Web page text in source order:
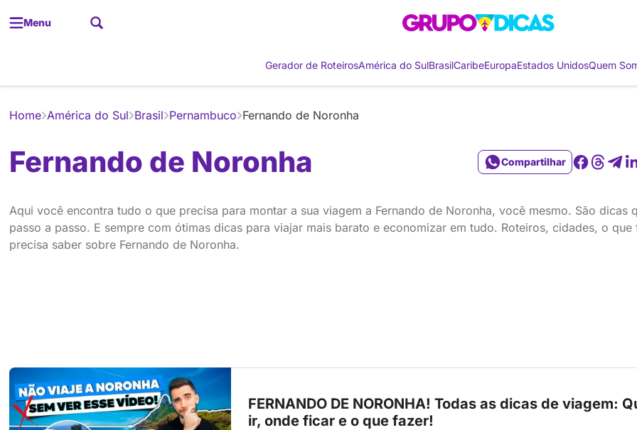
Menu
Gerador de RoteirosAmérica do SulBrasilCaribeEuropaEstados UnidosQuem
Home América do Sul Brasil Pernambuco Fernando de Noronha
Fernando de Noronha Compartilhar
Aqui você encontra tudo o que precisa para montar a sua viagem a Fernando de Noronha, você mesmo. São
passo a passo. E sempre com ótimas dicas para viajar mais barato e economizar em tudo. Roteiros, cidades, o
precisa saber sobre Fernando de Noronha.
FERNANDO DE NORONHA! Todas as dicas de viagem:
ir, onde ficar e o que fazer!